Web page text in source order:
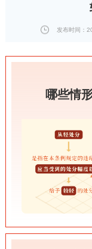
发布时间：
哪些情